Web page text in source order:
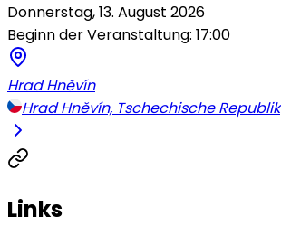
Donnerstag, 13. August 2026
Beginn der Veranstaltung: 17:00
Hrad Hněvín
Hrad Hněvín, Tschechische Republik
Links